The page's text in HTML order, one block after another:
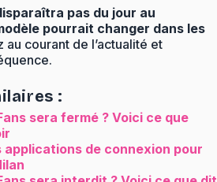
pas du jour au
pourrait changer dans les
au courant de l’actualité et
:
sera fermé ? Voici ce que
applications de connexion pour